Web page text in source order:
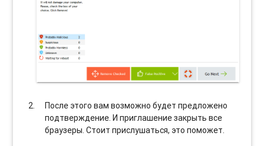
После этого вам возможно будет предложено
подтверждение. И приглашение закрыть все
браузеры. Стоит прислушаться, это поможет.